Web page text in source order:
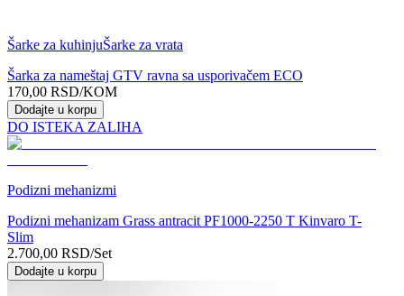
Šarke za kuhinjuŠarke za vrata
Šarka za nameštaj GTV ravna sa usporivačem ECO
170,00 RSD/KOM
Dodajte u korpu
DO ISTEKA ZALIHA
Podizni mehanizmi
Podizni mehanizam Grass antracit PF1000-2250 T Kinvaro T-
Slim
2.700,00 RSD/Set
Dodajte u korpu